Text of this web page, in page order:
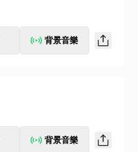
背景音樂
背景音樂